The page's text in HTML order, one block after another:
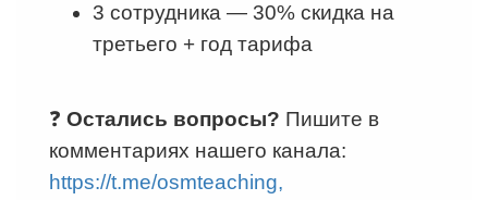
3 сотрудника — 30% скидка на
третьего + год тарифа
❓ Остались вопросы? Пишите в
комментариях нашего канала:
https://t.me/osmteaching,